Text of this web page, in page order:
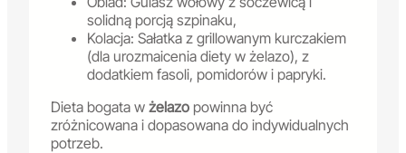
solidną porcją szpinaku,
Kolacja: Sałatka z grillowanym kurczakiem
(dla urozmaicenia diety w żelazo), z
dodatkiem fasoli, pomidorów i papryki.
Dieta bogata w żelazo powinna być
zróżnicowana i dopasowana do indywidualnych
potrzeb.